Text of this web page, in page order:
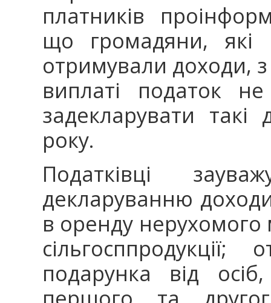
платників
що громадяни, які
отримували доходи,
виплаті податок не
задекларувати
року.
Податківці
декларуванню
в оренду нерухомого
подарунка від